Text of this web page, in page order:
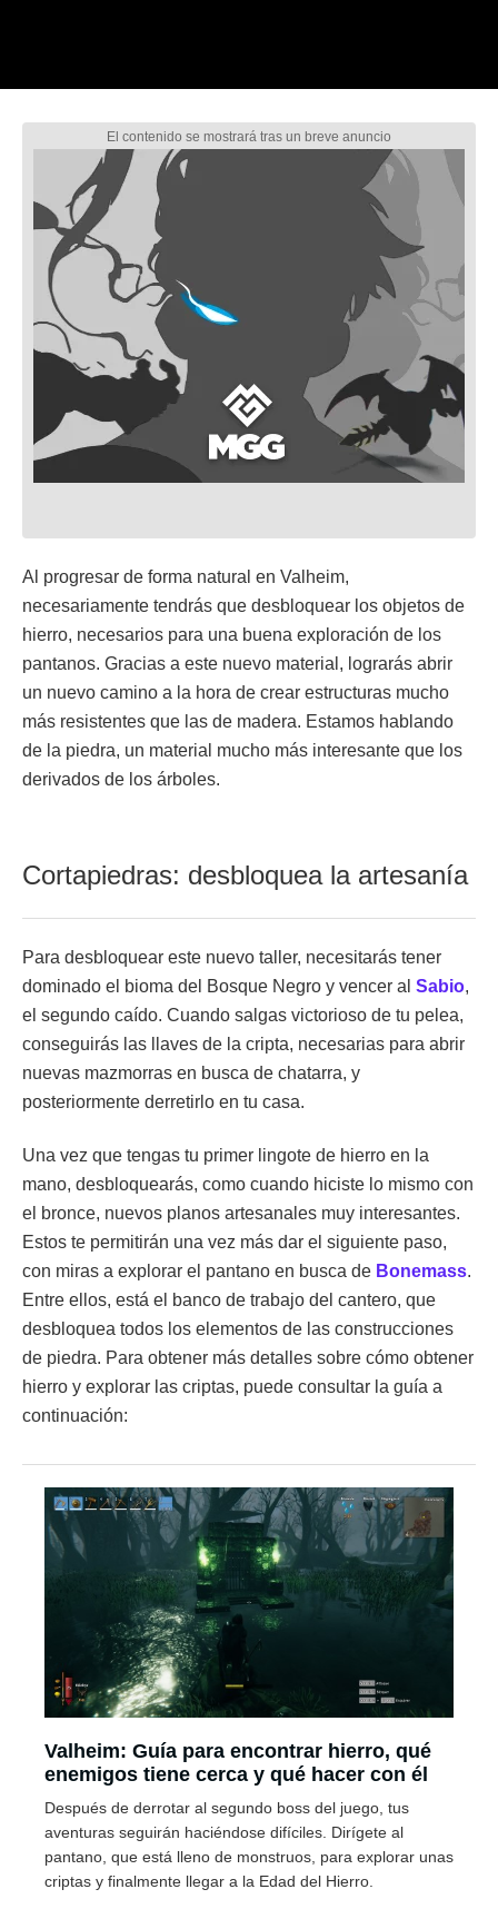
Al progresar de forma natural en Valheim,
necesariamente tendrás que desbloquear los objetos de
hierro, necesarios para una buena exploración de los
pantanos. Gracias a este nuevo material, lograrás abrir
un nuevo camino a la hora de crear estructuras mucho
más resistentes que las de madera. Estamos hablando
de la piedra, un material mucho más interesante que los
derivados de los árboles.
Cortapiedras: desbloquea la artesanía
Para desbloquear este nuevo taller, necesitarás tener
dominado el bioma del Bosque Negro y vencer al Sabio,
el segundo caído. Cuando salgas victorioso de tu pelea,
conseguirás las llaves de la cripta, necesarias para abrir
nuevas mazmorras en busca de chatarra, y
posteriormente derretirlo en tu casa.
Una vez que tengas tu primer lingote de hierro en la
mano, desbloquearás, como cuando hiciste lo mismo con
el bronce, nuevos planos artesanales muy interesantes.
Estos te permitirán una vez más dar el siguiente paso,
con miras a explorar el pantano en busca de Bonemass.
Entre ellos, está el banco de trabajo del cantero, que
desbloquea todos los elementos de las construcciones
de piedra. Para obtener más detalles sobre cómo obtener
hierro y explorar las criptas, puede consultar la guía a
continuación:
Valheim: Guía para encontrar hierro, qué
enemigos tiene cerca y qué hacer con él
Después de derrotar al segundo boss del juego, tus
aventuras seguirán haciéndose difíciles. Dirígete al
pantano, que está lleno de monstruos, para explorar unas
criptas y finalmente llegar a la Edad del Hierro.